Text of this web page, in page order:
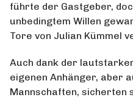
führte der Gastgeber,
unbedingtem Willen
Tore von Julian Kümmel
Auch dank der
eigenen Anhänger, aber
Mannschaften, sicherten